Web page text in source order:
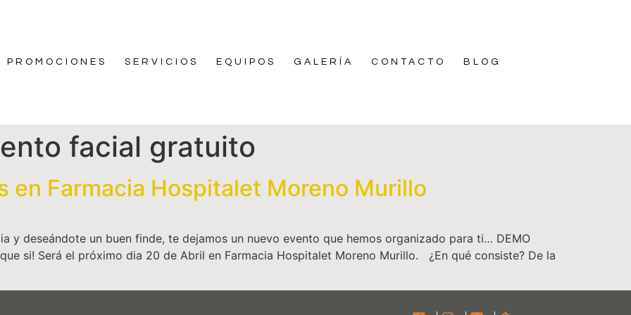
PROMOCIONES SERVICIOS EQUIPOS GALERÍA CONTACTO BLOG
facial gratuito
en Farmacia Hospitalet Moreno Murillo
y deseándote un buen finde, te dejamos un nuevo evento que hemos organizado para ti… DEMO
si! Será el próximo dia 20 de Abril en Farmacia Hospitalet Moreno Murillo. ¿En qué consiste? De la